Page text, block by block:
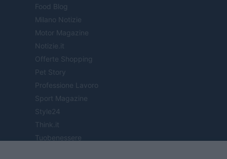
Food Blog
Milano Notizie
Motor Magazine
Notizie.it
Offerte Shopping
Pet Story
Professione Lavoro
Sport Magazine
Style24
Think.it
Tuobenessere